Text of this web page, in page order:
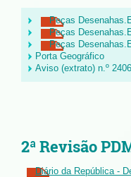
Peças
Peças
Peças
Porta Geográfico
Aviso (extrato) n.º
2ª Revisão
Diário da República -